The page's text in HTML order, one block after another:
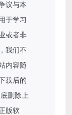
议与本
于学习
或者非
我们不
内容随
载后的
删除上
版软